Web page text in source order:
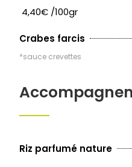
4,40€ /100gr
Crabes farcis
*sauce crevettes
Riz parfumé nature